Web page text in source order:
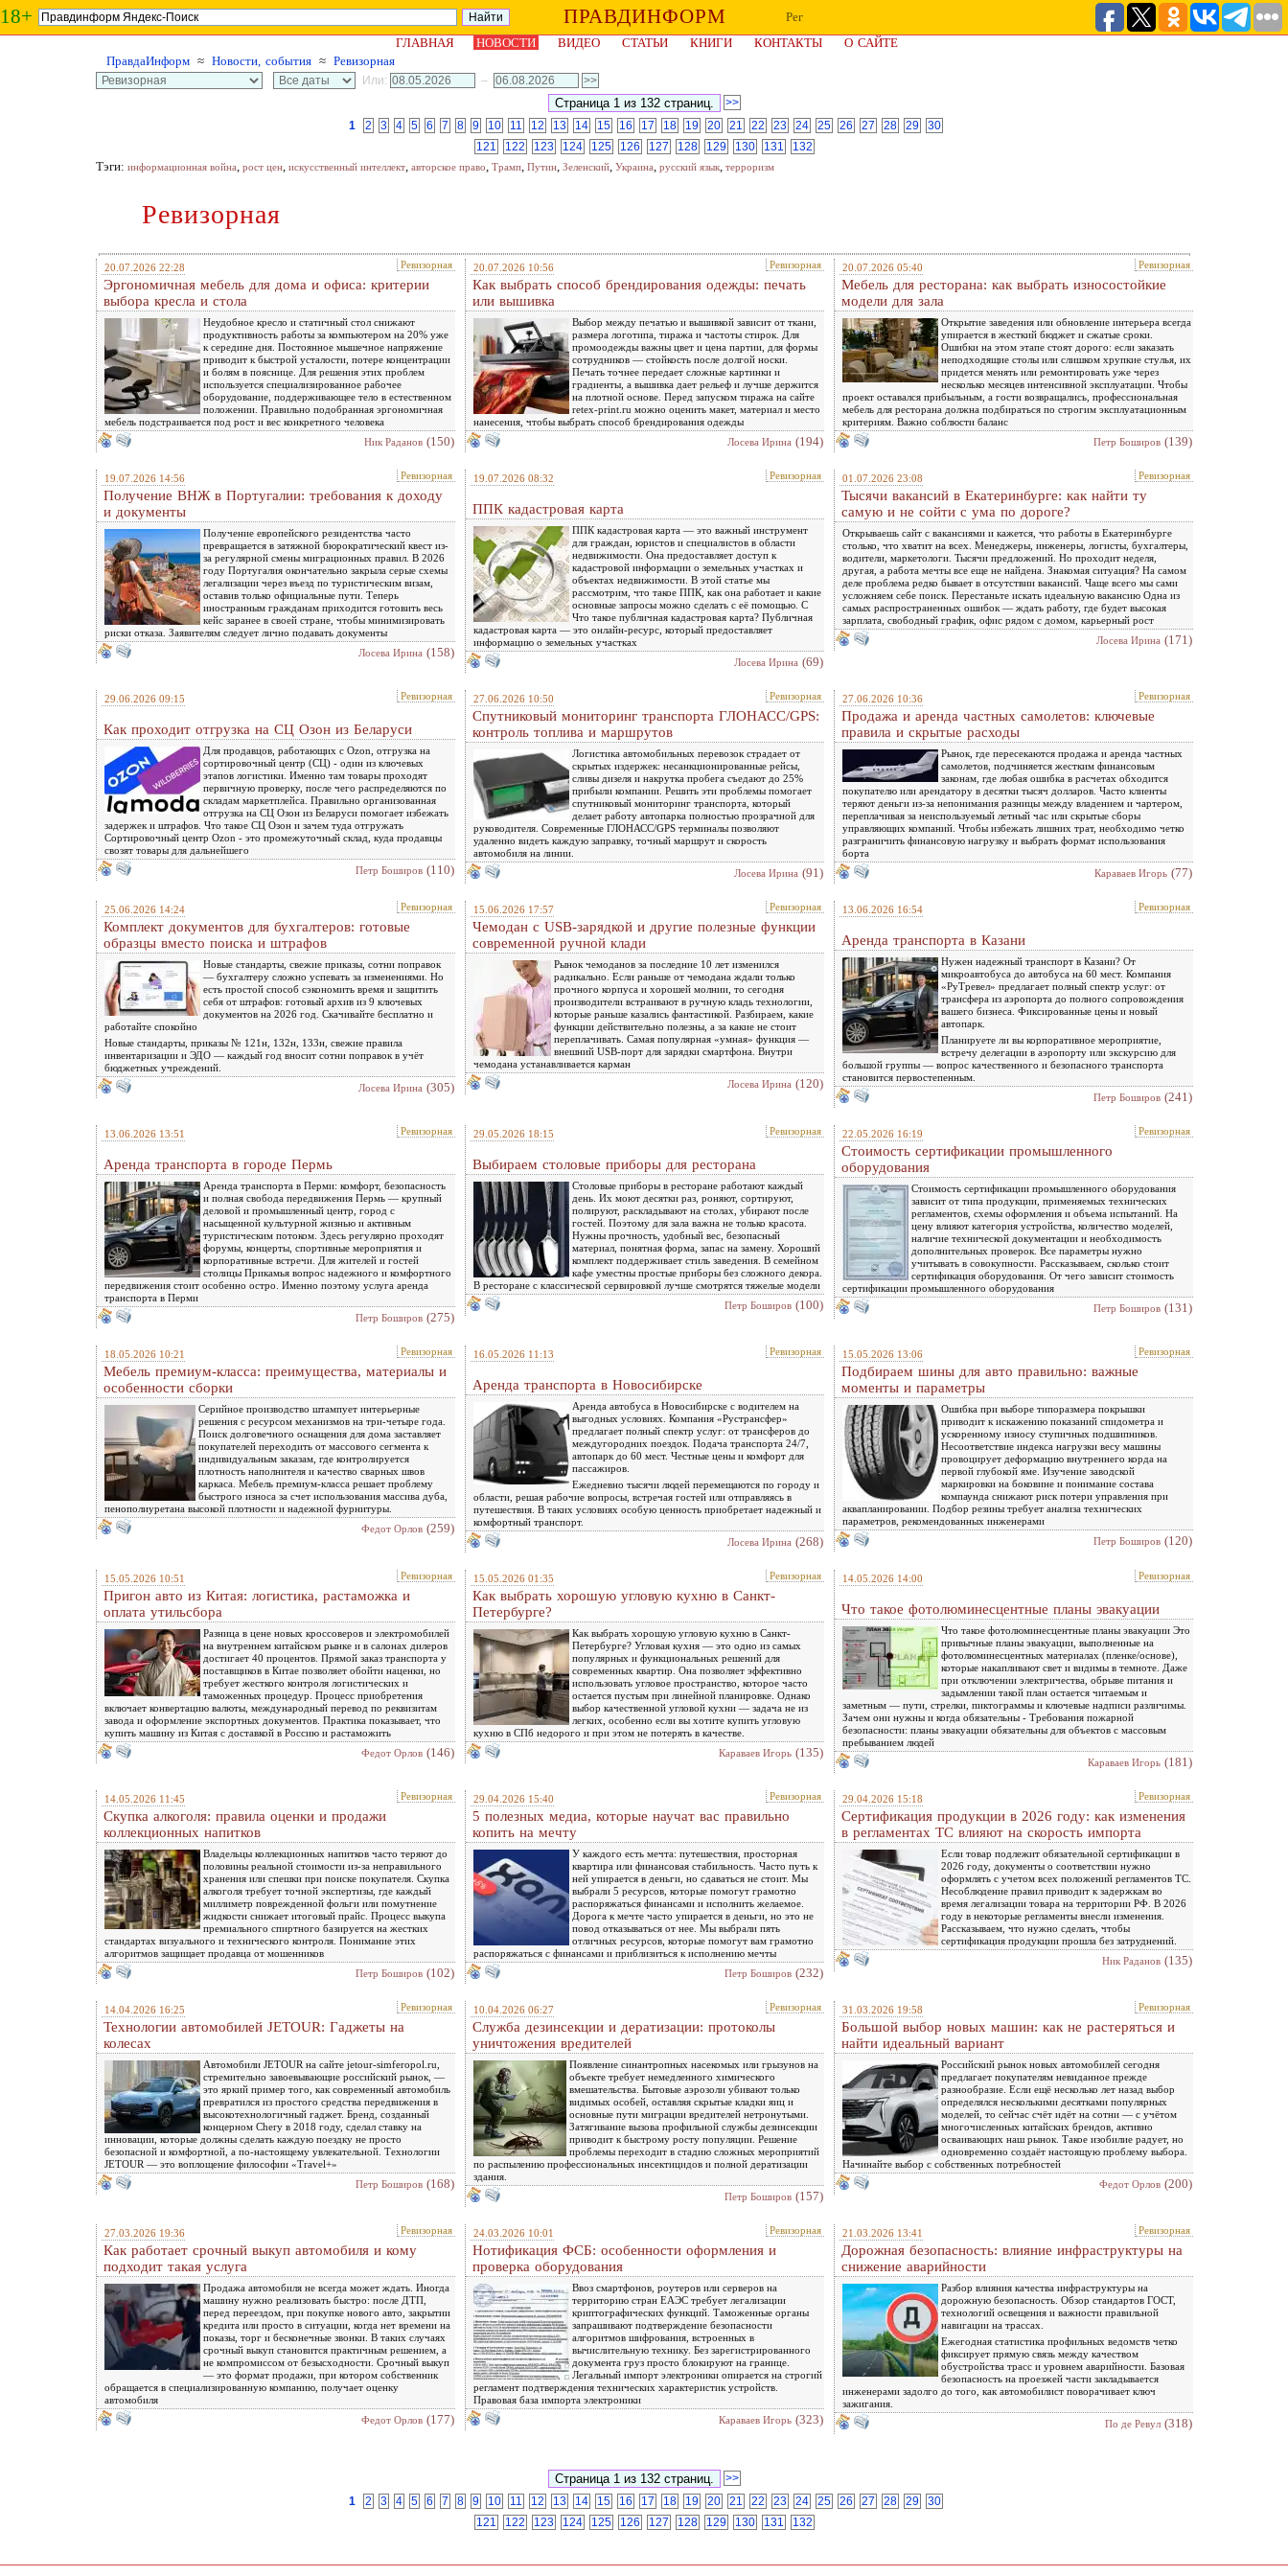
18+ ПРАВДИНФОРМ
Рег
ГЛАВНАЯ
НОВОСТИ ВИДЕО СТАТЬИ КНИГИ КОНТАКТЫ
О САЙТЕ
ПравдаИнформ ≈ Новости, события ≈ Ревизорная
Или:
–
>>
1
2 3 4 5 6 7 8 9 10 11 12 13 14 15 16 17 18 19 20 21 22 23 24 25 26 27 28 29
30
121
122 123 124 125 126 127 128 129 130 131 132
Тэги: информационная война, рост цен, искусственный интеллект, авторское право, Трамп, Путин, Зеленский, Украина, русский язык, терроризм
Ревизорная
20.07.2026 22:28 Ревизорная
Эргономичная мебель для дома и офиса: критерии
выбора кресла и стола
Неудобное кресло и статичный стол снижают
продуктивность работы за компьютером на 20% уже
к середине дня. Постоянное мышечное напряжение
приводит к быстрой усталости, потере концентрации
и болям в пояснице. Для решения этих проблем
используется специализированное рабочее
оборудование, поддерживающее тело в естественном
положении. Правильно подобранная эргономичная
мебель подстраивается под рост и вес конкретного человека
Ник Раданов (150)
20.07.2026 10:56 Ревизорная
Как выбрать способ брендирования одежды: печать
или вышивка
Выбор между печатью и вышивкой зависит от ткани,
размера логотипа, тиража и частоты стирок. Для
промоодежды важны цвет и цена партии, для формы
сотрудников — стойкость после долгой носки.
Печать точнее передает сложные картинки и
градиенты, а вышивка дает рельеф и лучше держится
на плотной основе. Перед запуском тиража на сайте
retex-print.ru можно оценить макет, материал и место
нанесения, чтобы выбрать способ брендирования одежды
Лосева Ирина (194)
20.07.2026 05:40 Ревизорная
Мебель для ресторана: как выбрать износостойкие
модели для зала
Открытие заведения или обновление интерьера всегда
упирается в жесткий бюджет и сжатые сроки.
Ошибки на этом этапе стоят дорого: если заказать
неподходящие столы или слишком хрупкие стулья, их
придется менять или ремонтировать уже через
несколько месяцев интенсивной эксплуатации. Чтобы
проект оставался прибыльным, а гости возвращались, профессиональная
мебель для ресторана должна подбираться по строгим эксплуатационным
критериям. Важно соблюсти баланс
Петр Боширов (139)
19.07.2026 14:56 Ревизорная
Получение ВНЖ в Португалии: требования к доходу
и документы
Получение европейского резидентства часто
превращается в затяжной бюрократический квест из-
за регулярной смены миграционных правил. В 2026
году Португалия окончательно закрыла серые схемы
легализации через въезд по туристическим визам,
оставив только официальные пути. Теперь
иностранным гражданам приходится готовить весь
кейс заранее в своей стране, чтобы минимизировать
риски отказа. Заявителям следует лично подавать документы
Лосева Ирина (158)
19.07.2026 08:32 Ревизорная
ППК кадастровая карта
ППК кадастровая карта — это важный инструмент
для граждан, юристов и специалистов в области
недвижимости. Она предоставляет доступ к
кадастровой информации о земельных участках и
объектах недвижимости. В этой статье мы
рассмотрим, что такое ППК, как она работает и какие
основные запросы можно сделать с её помощью. С
Что такое публичная кадастровая карта? Публичная
кадастровая карта — это онлайн-ресурс, который предоставляет
информацию о земельных участках
Лосева Ирина (69)
01.07.2026 23:08 Ревизорная
Тысячи вакансий в Екатеринбурге: как найти ту
самую и не сойти с ума по дороге?
Открываешь сайт с вакансиями и кажется, что работы в Екатеринбурге
столько, что хватит на всех. Менеджеры, инженеры, логисты, бухгалтеры,
водители, маркетологи. Тысячи предложений. Но проходит неделя,
другая, а работа мечты все еще не найдена. Знакомая ситуация? На самом
деле проблема редко бывает в отсутствии вакансий. Чаще всего мы сами
усложняем себе поиск. Перестаньте искать идеальную вакансию Одна из
самых распространенных ошибок — ждать работу, где будет высокая
зарплата, свободный график, офис рядом с домом, карьерный рост
Лосева Ирина (171)
29.06.2026 09:15 Ревизорная
Как проходит отгрузка на СЦ Озон из Беларуси
Для продавцов, работающих с Ozon, отгрузка на
сортировочный центр (СЦ) - один из ключевых
этапов логистики. Именно там товары проходят
первичную проверку, после чего распределяются по
складам маркетплейса. Правильно организованная
отгрузка на СЦ Озон из Беларуси помогает избежать
задержек и штрафов. Что такое СЦ Озон и зачем туда отгружать
Сортировочный центр Ozon - это промежуточный склад, куда продавцы
свозят товары для дальнейшего
Петр Боширов (110)
27.06.2026 10:50 Ревизорная
Спутниковый мониторинг транспорта ГЛОНАСС/GPS:
контроль топлива и маршрутов
Логистика автомобильных перевозок страдает от
скрытых издержек: несанкционированные рейсы,
сливы дизеля и накрутка пробега съедают до 25%
прибыли компании. Решить эти проблемы помогает
спутниковый мониторинг транспорта, который
делает работу автопарка полностью прозрачной для
руководителя. Современные ГЛОНАСС/GPS терминалы позволяют
удаленно видеть каждую заправку, точный маршрут и скорость
автомобиля на линии.
Лосева Ирина (91)
27.06.2026 10:36 Ревизорная
Продажа и аренда частных самолетов: ключевые
правила и скрытые расходы
Рынок, где пересекаются продажа и аренда частных
самолетов, подчиняется жестким финансовым
законам, где любая ошибка в расчетах обходится
покупателю или арендатору в десятки тысяч долларов. Часто клиенты
теряют деньги из-за непонимания разницы между владением и чартером,
переплачивая за неиспользуемый летный час или скрытые сборы
управляющих компаний. Чтобы избежать лишних трат, необходимо четко
разграничить финансовую нагрузку и выбрать формат использования
борта
Караваев Игорь (77)
25.06.2026 14:24 Ревизорная
Комплект документов для бухгалтеров: готовые
образцы вместо поиска и штрафов
Новые стандарты, свежие приказы, сотни поправок
— бухгалтеру сложно успевать за изменениями. Но
есть простой способ сэкономить время и защитить
себя от штрафов: готовый архив из 9 ключевых
документов на 2026 год. Скачивайте бесплатно и
работайте спокойно
Новые стандарты, приказы № 121н, 132н, 133н, свежие правила
инвентаризации и ЭДО — каждый год вносит сотни поправок в учёт
бюджетных учреждений.
Лосева Ирина (305)
15.06.2026 17:57 Ревизорная
Чемодан с USB-зарядкой и другие полезные функции
современной ручной клади
Рынок чемоданов за последние 10 лет изменился
радикально. Если раньше от чемодана ждали только
прочного корпуса и хорошей молнии, то сегодня
производители встраивают в ручную кладь технологии,
которые раньше казались фантастикой. Разбираем, какие
функции действительно полезны, а за какие не стоит
переплачивать. Самая популярная «умная» функция —
внешний USB-порт для зарядки смартфона. Внутри
чемодана устанавливается карман
Лосева Ирина (120)
13.06.2026 16:54 Ревизорная
Аренда транспорта в Казани
Нужен надежный транспорт в Казани? От
микроавтобуса до автобуса на 60 мест. Компания
«РуТревел» предлагает полный спектр услуг: от
трансфера из аэропорта до полного сопровождения
вашего бизнеса. Фиксированные цены и новый
автопарк.
Планируете ли вы корпоративное мероприятие,
встречу делегации в аэропорту или экскурсию для
большой группы — вопрос качественного и безопасного транспорта
становится первостепенным.
Петр Боширов (241)
13.06.2026 13:51 Ревизорная
Аренда транспорта в городе Пермь
Аренда транспорта в Перми: комфорт, безопасность
и полная свобода передвижения Пермь — крупный
деловой и промышленный центр, город с
насыщенной культурной жизнью и активным
туристическим потоком. Здесь регулярно проходят
форумы, концерты, спортивные мероприятия и
корпоративные встречи. Для жителей и гостей
столицы Прикамья вопрос надежного и комфортного
передвижения стоит особенно остро. Именно поэтому услуга аренда
транспорта в Перми
Петр Боширов (275)
29.05.2026 18:15 Ревизорная
Выбираем столовые приборы для ресторана
Столовые приборы в ресторане работают каждый
день. Их моют десятки раз, роняют, сортируют,
полируют, раскладывают на столах, убирают после
гостей. Поэтому для зала важна не только красота.
Нужны прочность, удобный вес, безопасный
материал, понятная форма, запас на замену. Хороший
комплект поддерживает стиль заведения. В семейном
кафе уместны простые приборы без сложного декора.
В ресторане с классической сервировкой лучше смотрятся тяжелые модели
Петр Боширов (100)
22.05.2026 16:19 Ревизорная
Стоимость сертификации промышленного
оборудования
Стоимость сертификации промышленного оборудования
зависит от типа продукции, применяемых технических
регламентов, схемы оформления и объема испытаний. На
цену влияют категория устройства, количество моделей,
наличие технической документации и необходимость
дополнительных проверок. Все параметры нужно
учитывать в совокупности. Рассказываем, сколько стоит
сертификация оборудования. От чего зависит стоимость
сертификации промышленного оборудования
Петр Боширов (131)
18.05.2026 10:21 Ревизорная
Мебель премиум-класса: преимущества, материалы и
особенности сборки
Серийное производство штампует интерьерные
решения с ресурсом механизмов на три-четыре года.
Поиск долговечного оснащения для дома заставляет
покупателей переходить от массового сегмента к
индивидуальным заказам, где контролируется
плотность наполнителя и качество сварных швов
каркаса. Мебель премиум-класса решает проблему
быстрого износа за счет использования массива дуба,
пенополиуретана высокой плотности и надежной фурнитуры.
Федот Орлов (259)
16.05.2026 11:13 Ревизорная
Аренда транспорта в Новосибирске
Аренда автобуса в Новосибирске с водителем на
выгодных условиях. Компания «Рустрансфер»
предлагает полный спектр услуг: от трансферов до
междугородних поездок. Подача транспорта 24/7,
автопарк до 60 мест. Честные цены и комфорт для
пассажиров.
Ежедневно тысячи людей перемещаются по городу и
области, решая рабочие вопросы, встречая гостей или отправляясь в
путешествия. В таких условиях особую ценность приобретает надежный и
комфортный транспорт.
Лосева Ирина (268)
15.05.2026 13:06 Ревизорная
Подбираем шины для авто правильно: важные
моменты и параметры
Ошибка при выборе типоразмера покрышки
приводит к искажению показаний спидометра и
ускоренному износу ступичных подшипников.
Несоответствие индекса нагрузки весу машины
провоцирует деформацию внутреннего корда на
первой глубокой яме. Изучение заводской
маркировки на боковине и понимание состава
компаунда снижают риск потери управления при
аквапланировании. Подбор резины требует анализа технических
параметров, рекомендованных инженерами
Петр Боширов (120)
15.05.2026 10:51 Ревизорная
Пригон авто из Китая: логистика, растаможка и
оплата утильсбора
Разница в цене новых кроссоверов и электромобилей
на внутреннем китайском рынке и в салонах дилеров
достигает 40 процентов. Прямой заказ транспорта у
поставщиков в Китае позволяет обойти наценки, но
требует жесткого контроля логистических и
таможенных процедур. Процесс приобретения
включает конвертацию валюты, международный перевод по реквизитам
завода и оформление экспортных документов. Практика показывает, что
купить машину из Китая с доставкой в Россию и растаможить
Федот Орлов (146)
15.05.2026 01:35 Ревизорная
Как выбрать хорошую угловую кухню в Санкт-
Петербурге?
Как выбрать хорошую угловую кухню в Санкт-
Петербурге? Угловая кухня — это одно из самых
популярных и функциональных решений для
современных квартир. Она позволяет эффективно
использовать угловое пространство, которое часто
остается пустым при линейной планировке. Однако
выбор качественной угловой кухни — задача не из
легких, особенно если вы хотите купить угловую
кухню в СПб недорого и при этом не потерять в качестве.
Караваев Игорь (135)
14.05.2026 14:00 Ревизорная
Что такое фотолюминесцентные планы эвакуации
Что такое фотолюминесцентные планы эвакуации Это
привычные планы эвакуации, выполненные на
фотолюминесцентных материалах (пленке/основе),
которые накапливают свет и видимы в темноте. Даже
при отключении электричества, обрыве питания и
задымлении такой план остается читаемым и
заметным — пути, стрелки, пиктограммы и ключевые надписи различимы.
Зачем они нужны и когда обязательны - Требования пожарной
безопасности: планы эвакуации обязательны для объектов с массовым
пребыванием людей
Караваев Игорь (181)
14.05.2026 11:45 Ревизорная
Скупка алкоголя: правила оценки и продажи
коллекционных напитков
Владельцы коллекционных напитков часто теряют до
половины реальной стоимости из-за неправильного
хранения или спешки при поиске покупателя. Скупка
алкоголя требует точной экспертизы, где каждый
миллиметр поврежденной фольги или помутнение
жидкости снижает итоговый прайс. Процесс выкупа
премиального спиртного базируется на жестких
стандартах визуального и технического контроля. Понимание этих
алгоритмов защищает продавца от мошенников
Петр Боширов (102)
29.04.2026 15:40 Ревизорная
5 полезных медиа, которые научат вас правильно
копить на мечту
У каждого есть мечта: путешествия, просторная
квартира или финансовая стабильность. Часто путь к
ней упирается в деньги, но сдаваться не стоит. Мы
выбрали 5 ресурсов, которые помогут грамотно
распоряжаться финансами и исполнить желаемое.
Дорога к мечте часто упирается в деньги, но это не
повод отказываться от нее. Мы выбрали пять
отличных ресурсов, которые помогут вам грамотно
распоряжаться с финансами и приблизиться к исполнению мечты
Петр Боширов (232)
29.04.2026 15:18 Ревизорная
Сертификация продукции в 2026 году: как изменения
в регламентах ТС влияют на скорость импорта
Если товар подлежит обязательной сертификации в
2026 году, документы о соответствии нужно
оформлять с учетом всех положений регламентов ТС.
Несоблюдение правил приводит к задержкам во
время легализации товара на территории РФ. В 2026
году в некоторые регламенты внесли изменения.
Рассказываем, что нужно сделать, чтобы
сертификация продукции прошла без затруднений.
Ник Раданов (135)
14.04.2026 16:25 Ревизорная
Технологии автомобилей JETOUR: Гаджеты на
колесах
Автомобили JETOUR на сайте jetour-simferopol.ru,
стремительно завоевывающие российский рынок, —
это яркий пример того, как современный автомобиль
превратился из простого средства передвижения в
высокотехнологичный гаджет. Бренд, созданный
концерном Chery в 2018 году, сделал ставку на
инновации, которые должны сделать каждую поездку не просто
безопасной и комфортной, а по-настоящему увлекательной. Технологии
JETOUR — это воплощение философии «Travel+»
Петр Боширов (168)
10.04.2026 06:27 Ревизорная
Служба дезинсекции и дератизации: протоколы
уничтожения вредителей
Появление синантропных насекомых или грызунов на
объекте требует немедленного химического
вмешательства. Бытовые аэрозоли убивают только
видимых особей, оставляя скрытые кладки яиц и
основные пути миграции вредителей нетронутыми.
Затягивание вызова профильной службы дезинсекции
приводит к быстрому росту популяции. Решение
проблемы переходит в стадию сложных мероприятий
по распылению профессиональных инсектицидов и полной дератизации
здания.
Петр Боширов (157)
31.03.2026 19:58 Ревизорная
Большой выбор новых машин: как не растеряться и
найти идеальный вариант
Российский рынок новых автомобилей сегодня
предлагает покупателям невиданное прежде
разнообразие. Если ещё несколько лет назад выбор
определялся несколькими десятками популярных
моделей, то сейчас счёт идёт на сотни — с учётом
многочисленных китайских брендов, активно
осваивающих наш рынок. Такое изобилие радует, но
одновременно создаёт настоящую проблему выбора.
Начинайте выбор с собственных потребностей
Федот Орлов (200)
27.03.2026 19:36 Ревизорная
Как работает срочный выкуп автомобиля и кому
подходит такая услуга
Продажа автомобиля не всегда может ждать. Иногда
машину нужно реализовать быстро: после ДТП,
перед переездом, при покупке нового авто, закрытии
кредита или просто в ситуации, когда нет времени на
показы, торг и бесконечные звонки. В таких случаях
срочный выкуп становится практичным решением, а
не компромиссом от безысходности. Срочный выкуп
— это формат продажи, при котором собственник
обращается в специализированную компанию, получает оценку
автомобиля
Федот Орлов (177)
24.03.2026 10:01 Ревизорная
Нотификация ФСБ: особенности оформления и
проверка оборудования
Ввоз смартфонов, роутеров или серверов на
территорию стран ЕАЭС требует легализации
криптографических функций. Таможенные органы
запрашивают подтверждение безопасности
алгоритмов шифрования, встроенных в
вычислительную технику. Без зарегистрированного
документа груз просто блокируют на границе.
Легальный импорт электроники опирается на строгий
регламент подтверждения технических характеристик устройств.
Правовая база импорта электроники
Караваев Игорь (323)
21.03.2026 13:41 Ревизорная
Дорожная безопасность: влияние инфраструктуры на
снижение аварийности
Разбор влияния качества инфраструктуры на
дорожную безопасность. Обзор стандартов ГОСТ,
технологий освещения и важности правильной
навигации на трассах.
Ежегодная статистика профильных ведомств четко
фиксирует прямую связь между качеством
обустройства трасс и уровнем аварийности. Базовая
безопасность на проезжей части закладывается
инженерами задолго до того, как автомобилист поворачивает ключ
зажигания.
По де Ревул (318)
>>
1
2 3 4 5 6 7 8 9 10 11 12 13 14 15 16 17 18 19 20 21 22 23 24 25 26 27 28 29
30
121
122 123 124 125 126 127 128 129 130 131 132